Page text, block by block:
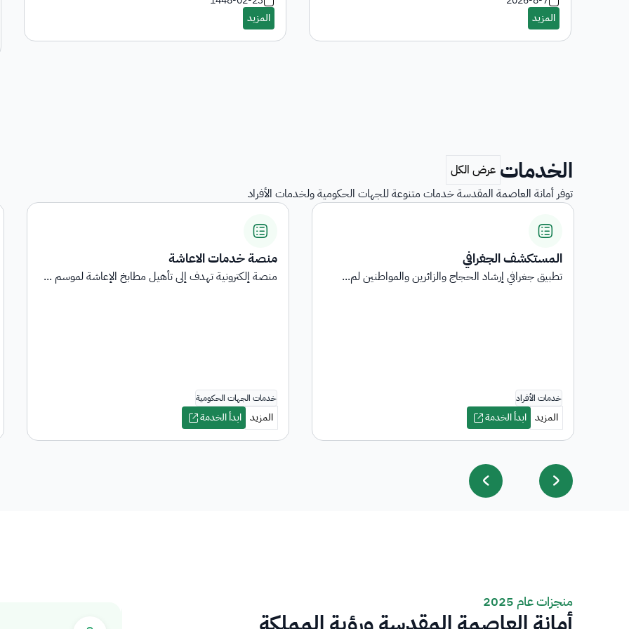
الخدمات
توفر أمانة العاصمة المقدسة خدمات متنوعة للجهات الحكومية ولخدمات الأفراد
منصة خدمات الاعاشة
منصة إلكترونية تهدف إلى تأهيل مطابخ الإعاشة لموسم ...
استبيانات رضا المستفيدين
استبيانات رضا المستفيدين
منجزات عام 2025